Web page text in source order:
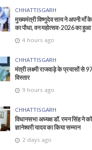
CHHATTISGARH
मुख्यमंत्री विष्णुदेव साय ने अपनी माँ
का पौधा, वन महोत्सव-2026 का
4 hours ago
CHHATTISGARH
मंत्री लक्ष्मी राजवाड़े के प्रयासों से 97
विस्तार
9 hours ago
CHHATTISGARH
विधानसभा अध्यक्ष डॉ. रमन सिंह ने
ज्ञानेश्वरी यादव का किया सम्मान
2 days ago